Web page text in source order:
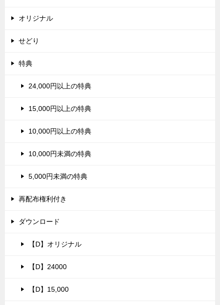
オリジナル
せどり
特典
24,000円以上の特典
15,000円以上の特典
10,000円以上の特典
10,000円未満の特典
5,000円未満の特典
再配布権利付き
ダウンロード
【D】オリジナル
【D】24000
【D】15,000